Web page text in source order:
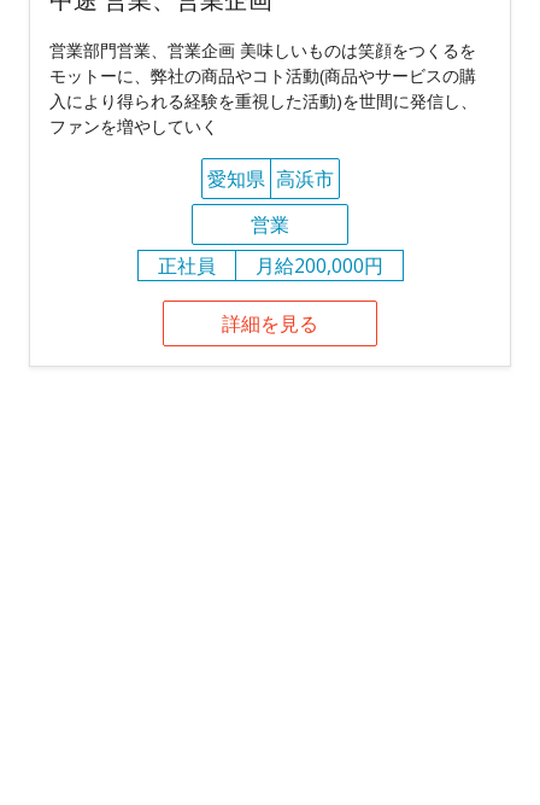
営業部門営業、営業企画 美味しいものは笑顔をつくるを
モットーに、弊社の商品やコト活動(商品やサービスの購
入により得られる経験を重視した活動)を世間に発信し、
ファンを増やしていく
愛知県 高浜市
営業
正社員
月給200,000円
詳細を見る